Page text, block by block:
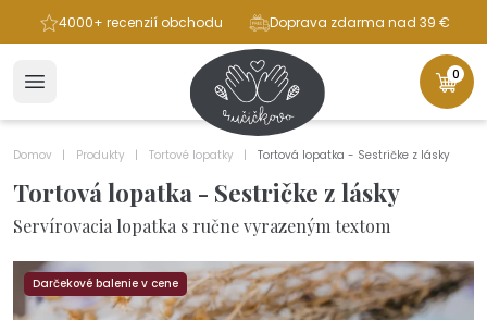
4000+ recenzií obchodu Doprava zdarma nad 39 €
0
Domov Produkty Tortové lopatky Tortová lopatka - Sestričke z lásky
Tortová lopatka - Sestričke z lásky
Servírovacia lopatka s ručne vyrazeným textom
Darčekové balenie v cene